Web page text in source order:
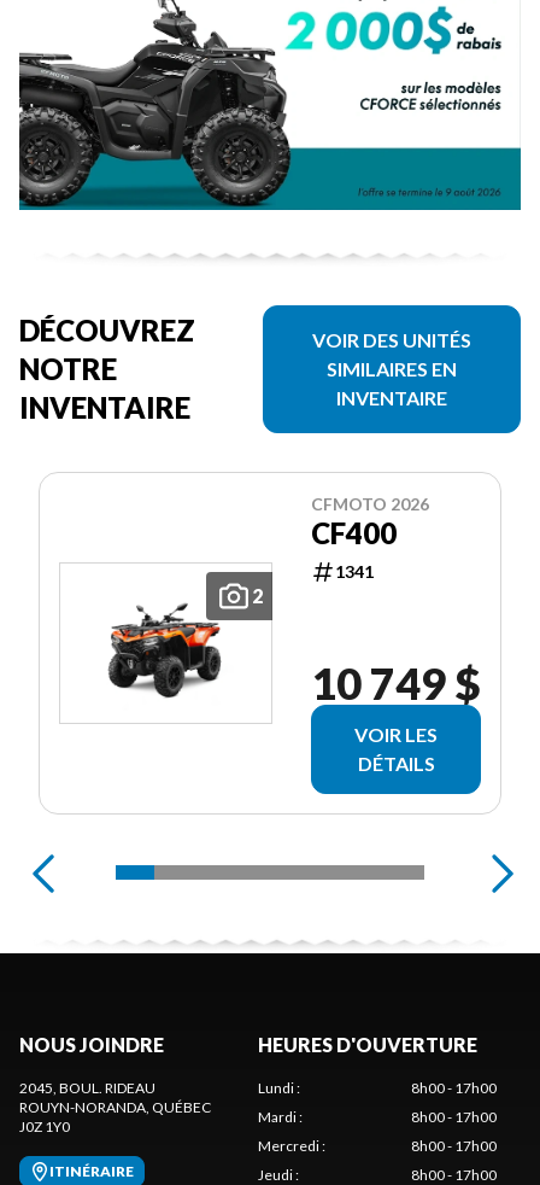
DÉCOUVREZ
NOTRE
INVENTAIRE
VOIR DES UNITÉS
SIMILAIRES EN
INVENTAIRE
2
CFMOTO 2026
CF400
1341
10 749 $
VOIR LES
DÉTAILS
NOUS JOINDRE
2045, BOUL. RIDEAU
ROUYN-NORANDA, QUÉBEC
J0Z 1Y0
ITINÉRAIRE
HEURES D'OUVERTURE
Lundi:
8h00 - 17h00
Mardi:
8h00 - 17h00
Mercredi:
8h00 - 17h00
Jeudi: 8h00 - 17h00